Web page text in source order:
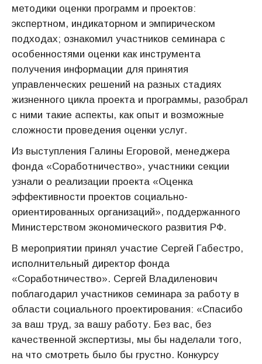
методики оценки программ и проектов:
экспертном, индикаторном и эмпирическом
подходах; ознакомил участников семинара с
особенностями оценки как инструмента
получения информации для принятия
управленческих решений на разных стадиях
жизненного цикла проекта и программы, разобрал
с ними такие аспекты, как опыт и возможные
сложности проведения оценки услуг.
Из выступления Галины Егоровой, менеджера
фонда «Соработничество», участники секции
узнали о реализации проекта «Оценка
эффективности проектов социально-
ориентированных организаций», поддержанного
Министерством экономического развития РФ.
В мероприятии принял участие Сергей Габестро,
исполнительный директор фонда
«Соработничество». Сергей Владиленович
поблагодарил участников семинара за работу в
области социального проектирования: «Спасибо
за ваш труд, за вашу работу. Без вас, без
качественной экспертизы, мы бы наделали того,
на что смотреть было бы грустно. Конкурсу